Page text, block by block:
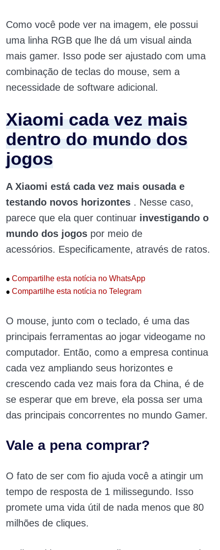
Como você pode ver na imagem, ele possui
uma linha RGB que lhe dá um visual ainda
mais gamer. Isso pode ser ajustado com uma
combinação de teclas do mouse, sem a
necessidade de software adicional.
Xiaomi cada vez mais
dentro do mundo dos
jogos
A Xiaomi está cada vez mais ousada e
testando novos horizontes . Nesse caso,
parece que ela quer continuar investigando o
mundo dos jogos por meio de
acessórios. Especificamente, através de ratos.
• Compartilhe esta notícia no WhatsApp
• Compartilhe esta notícia no Telegram
O mouse, junto com o teclado, é uma das
principais ferramentas ao jogar videogame no
computador. Então, como a empresa continua
cada vez ampliando seus horizontes e
crescendo cada vez mais fora da China, é de
se esperar que em breve, ela possa ser uma
das principais concorrentes no mundo Gamer.
Vale a pena comprar?
O fato de ser com fio ajuda você a atingir um
tempo de resposta de 1 milissegundo. Isso
promete uma vida útil de nada menos que 80
milhões de cliques.